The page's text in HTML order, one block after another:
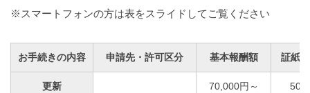
※スマートフォンの方は表をスライドしてご覧ください
お手続きの内容 申請先・許可区分 基本報酬額 証紙
更新 70,000円～